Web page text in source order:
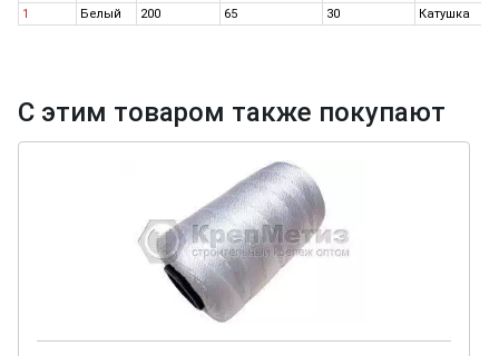
1 Белый 200 65 30 Катушка
С этим товаром также покупают